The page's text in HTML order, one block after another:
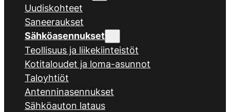
Uudiskohteet
Saneeraukset
Sähköasennukset
Teollisuus ja liikekiinteistöt
Kotitaloudet ja loma-asunnot
Taloyhtiöt
Antenninasennukset
Sähköauton lataus